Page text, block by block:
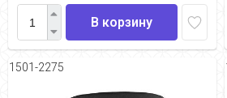
В корзину
1501-2275